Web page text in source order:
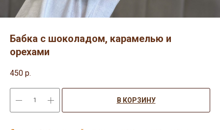
Бабка с шоколадом, карамелью и
орехами
450 р.
В КОРЗИНУ